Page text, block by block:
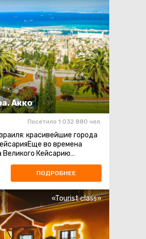
Акко
Посетило 1 032 880 чел.
красивейшие города
во времена
Великого Кейсарию
построили в честь римского императора ...
ПОДРОБНЕЕ
«Tourist class»